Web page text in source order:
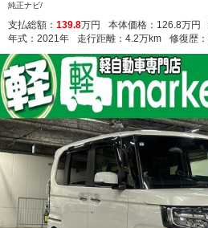
純正ナビ/
支払総額： 139.8万円 本体価格： 126.8万円
年式： 2021年 走行距離： 4.2万km 修復歴：